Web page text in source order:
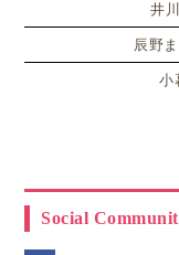
サン
高校卒業後NYの芸術
ウロに移住。息子を日
う。その後再び数年
ル在住。
井
辰野
小
Social